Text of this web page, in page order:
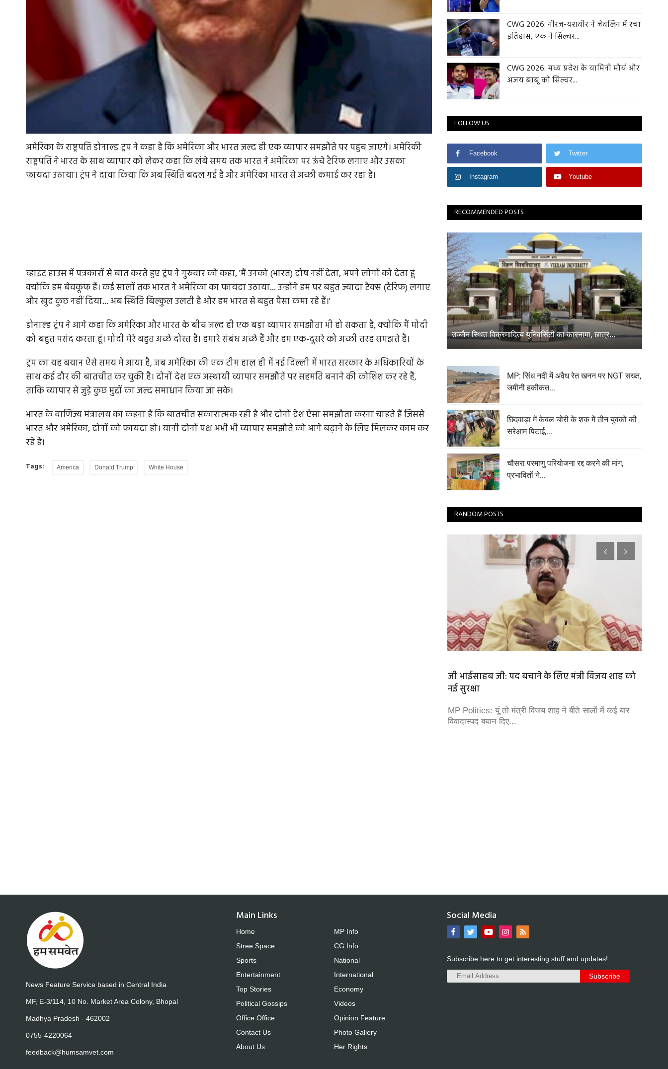
अमेरिका के राष्ट्रपति डोनाल्ड ट्रंप ने कहा है कि अमेरिका और भारत जल्द ही एक व्यापार समझौते पर पहुंच जाएंगे। अमेरिकी
राष्ट्रपति ने भारत के साथ व्यापार को लेकर कहा कि लंबे समय तक भारत ने अमेरिका पर ऊंचे टैरिफ लगाए और उसका
फायदा उठाया। ट्रंप ने दावा किया कि अब स्थिति बदल गई है और अमेरिका भारत से अच्छी कमाई कर रहा है।
व्हाइट हाउस में पत्रकारों से बात करते हुए ट्रंप ने गुरुवार को कहा, 'मैं उनको (भारत) दोष नहीं देता, अपने लोगों को देता हूं
क्योंकि हम बेवकूफ हैं। कई सालों तक भारत ने अमेरिका का फायदा उठाया... उन्होंने हम पर बहुत ज्यादा टैक्स (टैरिफ) लगाए
और खुद कुछ नहीं दिया... अब स्थिति बिल्कुल उलटी है और हम भारत से बहुत पैसा कमा रहे हैं।'
डोनाल्ड ट्रंप ने आगे कहा कि अमेरिका और भारत के बीच जल्द ही एक बड़ा व्यापार समझौता भी हो सकता है, क्योंकि मैं मोदी
को बहुत पसंद करता हूं। मोदी मेरे बहुत अच्छे दोस्त हैं। हमारे संबंध अच्छे हैं और हम एक-दूसरे को अच्छी तरह समझते हैं।
ट्रंप का यह बयान ऐसे समय में आया है, जब अमेरिका की एक टीम हाल ही में नई दिल्ली में भारत सरकार के अधिकारियों के
साथ कई दौर की बातचीत कर चुकी है। दोनों देश एक अस्थायी व्यापार समझौते पर सहमति बनाने की कोशिश कर रहे हैं,
ताकि व्यापार से जुड़े कुछ मुद्दों का जल्द समाधान किया जा सके।
भारत के वाणिज्य मंत्रालय का कहना है कि बातचीत सकारात्मक रही है और दोनों देश ऐसा समझौता करना चाहते हैं जिससे
भारत और अमेरिका, दोनों को फायदा हो। यानी दोनों पक्ष अभी भी व्यापार समझौते को आगे बढ़ाने के लिए मिलकर काम कर
रहे हैं।
Tags: America Donald Trump White House
CWG 2026: नीरज-यशवीर ने जेवलिन में रचा
इतिहास, एक ने सिल्वर...
CWG 2026: मध्य प्रदेश के यामिनी मौर्य और
अजय बाबू को सिल्वर...
FOLLOW US
Facebook Twitter
Instagram Youtube
RECOMMENDED POSTS
उज्जैन स्थित विक्रमादित्य यूनिवर्सिटी का कारनामा, छात्र...
MP: सिंध नदी में अवैध रेत खनन पर NGT सख्त,
जमीनी हकीकत...
छिंदवाड़ा में केबल चोरी के शक में तीन युवकों की
सरेआम पिटाई,...
चौसरा परमाणु परियोजना रद्द करने की मांग,
प्रभावितों ने...
RANDOM POSTS
जी भाईसाहब जी: पद बचाने के लिए मंत्री विजय शाह को
नई सुरक्षा
MP Politics: यूं तो मंत्री विजय शाह ने बीते सालों में कई बार
विवादास्‍पद बयान दिए...
News Feature Service based in Central India
MF, E-3/114, 10 No. Market Area Colony, Bhopal
Madhya Pradesh - 462002
0755-4220064
feedback@humsamvet.com
Main Links
Home
Stree Space
Sports
Entertainment
Top Stories
Political Gossips
Office Office
Contact Us
About Us
MP Info
CG Info
National
International
Economy
Videos
Opinion Feature
Photo Gallery
Her Rights
Social Media
Subscribe here to get interesting stuff and updates!